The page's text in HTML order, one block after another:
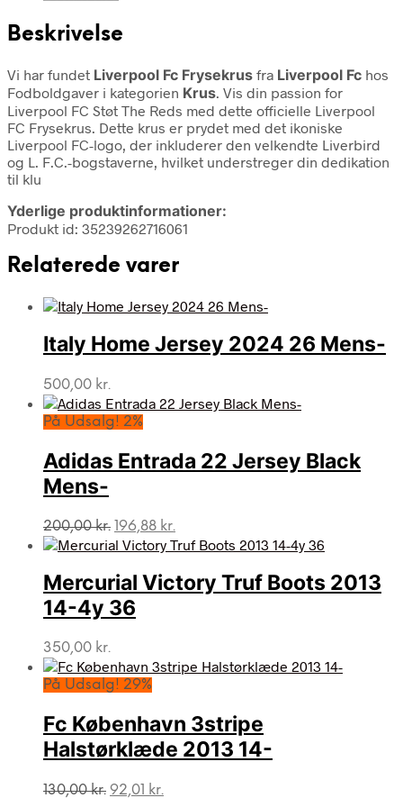
Beskrivelse
Vi har fundet Liverpool Fc Frysekrus fra Liverpool Fc hos
Fodboldgaver i kategorien Krus. Vis din passion for
Liverpool FC Støt The Reds med dette officielle Liverpool
FC Frysekrus. Dette krus er prydet med det ikoniske
Liverpool FC-logo, der inkluderer den velkendte Liverbird
og L. F.C.-bogstaverne, hvilket understreger din dedikation
til klu
Yderlige produktinformationer:
Produkt id: 35239262716061
Relaterede varer
Italy Home Jersey 2024 26 Mens-
500,00 kr.
På Udsalg! 2%
Adidas Entrada 22 Jersey Black
Mens-
200,00kr. Den
oprindelige
var:
200,00 kr..
196,88 kr.
aktuelle
er:
196,88 kr..
Mercurial Victory Truf Boots 2013
14-4y 36
350,00 kr.
På Udsalg! 29%
Fc København 3stripe
Halstørklæde 2013 14-
130,00kr. Den
92,01 kr.